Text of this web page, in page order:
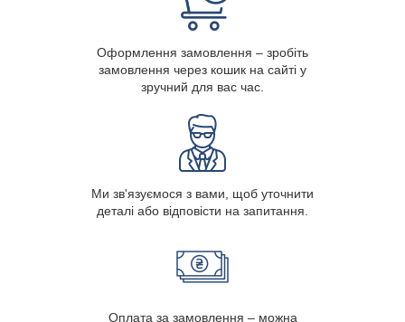
Оформлення замовлення – зробіть
замовлення через кошик на сайті у
зручний для вас час.
Ми зв'язуємося з вами, щоб уточнити
деталі або відповісти на запитання.
Оплата за замовлення – можна